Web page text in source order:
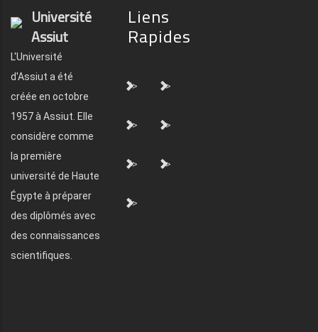
Université
Assiut
L'Université
d'Assiut a été
créée en octobre
1957 à Assiut. Elle
considère comme
la première
université de Haute
Égypte à préparer
des diplômés avec
des connaissances
scientifiques.
Liens
Rapides
"> ">
"> ">
"> ">
">